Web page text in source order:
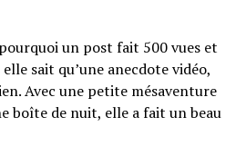
un post fait 500 vues et
sait qu’une anecdote vidéo,
Avec une petite mésaventure
boîte de nuit, elle a fait un beau